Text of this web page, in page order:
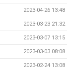
2023-04-26 13:48
2023-03-23 21:32
2023-03-07 13:15
2023-03-03 08:08
2023-02-24 13:08